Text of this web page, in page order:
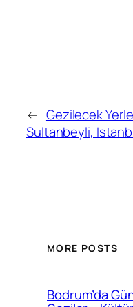
← Gezilecek
Sultanbeyli,
MORE POSTS
Bodrum’da